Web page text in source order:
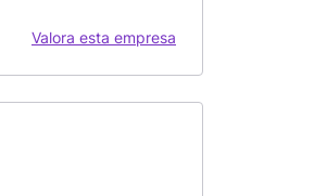
Valora esta empresa